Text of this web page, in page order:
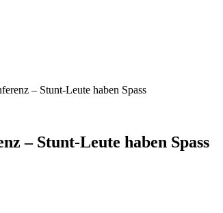
– Stunt-Leute haben Spass
– Stunt-Leute haben Spass